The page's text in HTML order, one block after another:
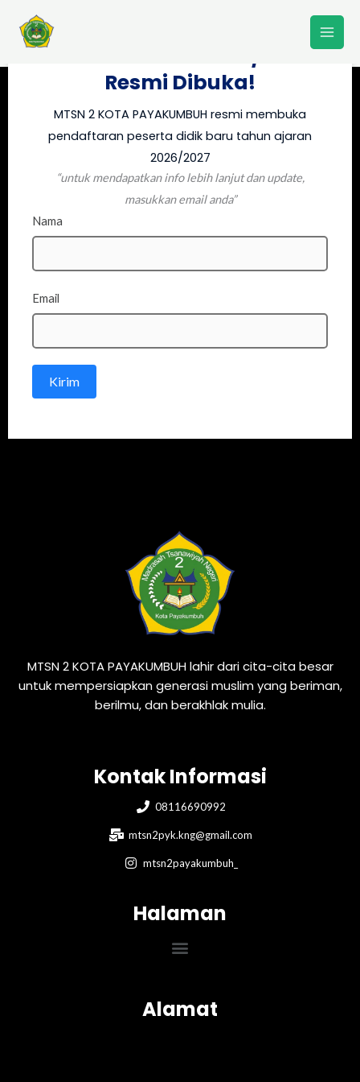
PAYAKUMBUH 2026/2027
Resmi Dibuka!
MTSN 2 KOTA PAYAKUMBUH resmi membuka
pendaftaran peserta didik baru tahun ajaran
2026/2027
“untuk mendapatkan info lebih lanjut dan update,
masukkan email anda”
Nama
Email
Kirim
MTSN 2 KOTA PAYAKUMBUH lahir dari cita-cita besar
untuk mempersiapkan generasi muslim yang beriman,
berilmu, dan berakhlak mulia.
Kontak Informasi
08116690992
mtsn2pyk.kng@gmail.com
mtsn2payakumbuh_
Halaman
Menu
Alamat